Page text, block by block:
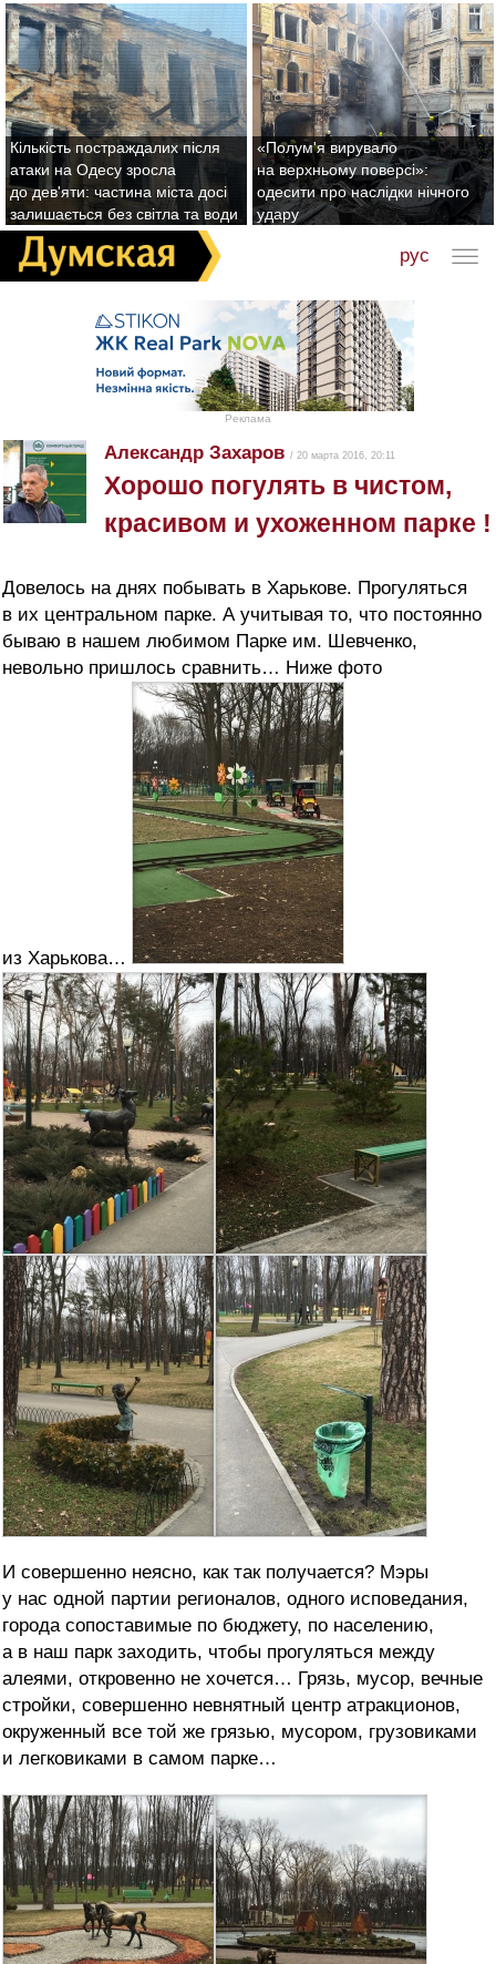
Кількість постраждалих після
атаки на Одесу зросла
до дев'яти: частина міста досі
залишається без світла та води
«Полум'я вирувало
на верхньому поверсі»:
одесити про наслідки нічного
удару
рус
Реклама
Александр Захаров / 20 марта 2016, 20:11
Хорошо погулять в чистом,
красивом и ухоженном парке !
Довелось на днях побывать в Харькове. Прогуляться
в их центральном парке. А учитывая то, что постоянно
бываю в нашем любимом Парке им. Шевченко,
невольно пришлось сравнить… Ниже фото
из Харькова…
И совершенно неясно, как так получается? Мэры
у нас одной партии регионалов, одного исповедания,
города сопоставимые по бюджету, по населению,
а в наш парк заходить, чтобы прогуляться между
алеями, откровенно не хочется… Грязь, мусор, вечные
стройки, совершенно невнятный центр атракционов,
окруженный все той же грязью, мусором, грузовиками
и легковиками в самом парке…